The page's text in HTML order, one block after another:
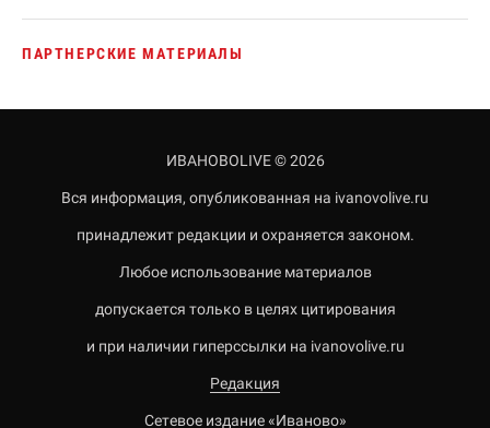
ПАРТНЕРСКИЕ МАТЕРИАЛЫ
ИВАНОВОLIVE © 2026
Вся информация, опубликованная на ivanovolive.ru
принадлежит редакции и охраняется законом.
Любое использование материалов
допускается только в целях цитирования
и при наличии гиперссылки на ivanovolive.ru
Редакция
Сетевое издание «Иваново»